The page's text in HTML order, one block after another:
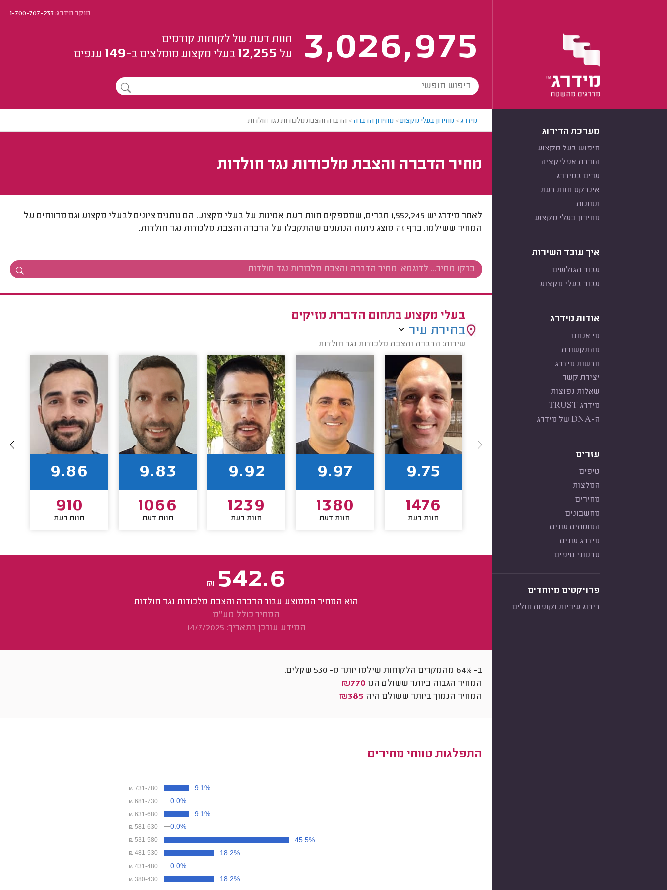
מוקד מידרג:1-700-707-233
3,026,975
חוות דעת של לקוחות קודמים
על 12,255 בעלי מקצוע מומלצים ב-149 ענפים
מערכת הדירוג
חיפוש בעל מקצוע
הורדת אפליקציה
ערים במידרג
אינדקס חוות דעת
תמונות
מחירון בעלי מקצוע
איך עובד השירות
עבור הגולשים
עבור בעלי מקצוע
אודות מידרג
מי אנחנו
מהתקשורת
חדשות מידרג
יצירת קשר
שאלות נפוצות
מידרג TRUST
ה-DNA של מידרג
עזרים
טיפים
המלצות
מחירים
מחשבונים
המומחים עונים
מידרג עונים
סרטוני טיפים
פרויקטים מיוחדים
דירוג עיריות וקופות חולים
מידרג> מחירון בעלי מקצוע> מחירון הדברה > הדברה והצבת מלכודות נגד חולדות
מחיר הדברה והצבת מלכודות נגד חולדות
לאתר מידרג יש 1,552,245 חברים, שמספקים חוות דעת אמינות על בעלי מקצוע. הם נותנים ציונים לבעלי מקצוע וגם מדווחים על
המחיר ששילמו. בדף זה מוצג ניתוח הנתונים שהתקבלו על הדברה והצבת מלכודות נגד חולדות.
בעלי מקצוע בתחום הדברת מזיקים
בחירת עיר
שירות: הדברה והצבת מלכודות נגד חולדות
9.75
1476
חוות דעת
9.97
1380
חוות דעת
9.92
1239
חוות דעת
9.83
1066
חוות דעת
9.86
910
חוות דעת
542.6
₪
הוא המחיר הממוצע עבור הדברה והצבת מלכודות נגד חולדות
המחיר כולל מע"מ
המידע עודכן בתאריך: 14/7/2025
ב- 64% מהמקרים הלקוחות שילמו יותר מ- 530 שקלים.
המחיר הגבוה ביותר ששולם הנו ₪770
המחיר הנמוך ביותר ששולם היה ₪385
התפלגות טווחי מחירים
₪ 731-780
₪ 681-730
₪ 631-680
₪ 581-630
₪ 531-580
₪ 481-530
₪ 431-480
₪ 380-430
9.1%
9.1%
0.0%
0.0%
9.1%
9.1%
0.0%
0.0%
45.5%
45.5%
18.2%
18.2%
0.0%
0.0%
18.2%
18.2%